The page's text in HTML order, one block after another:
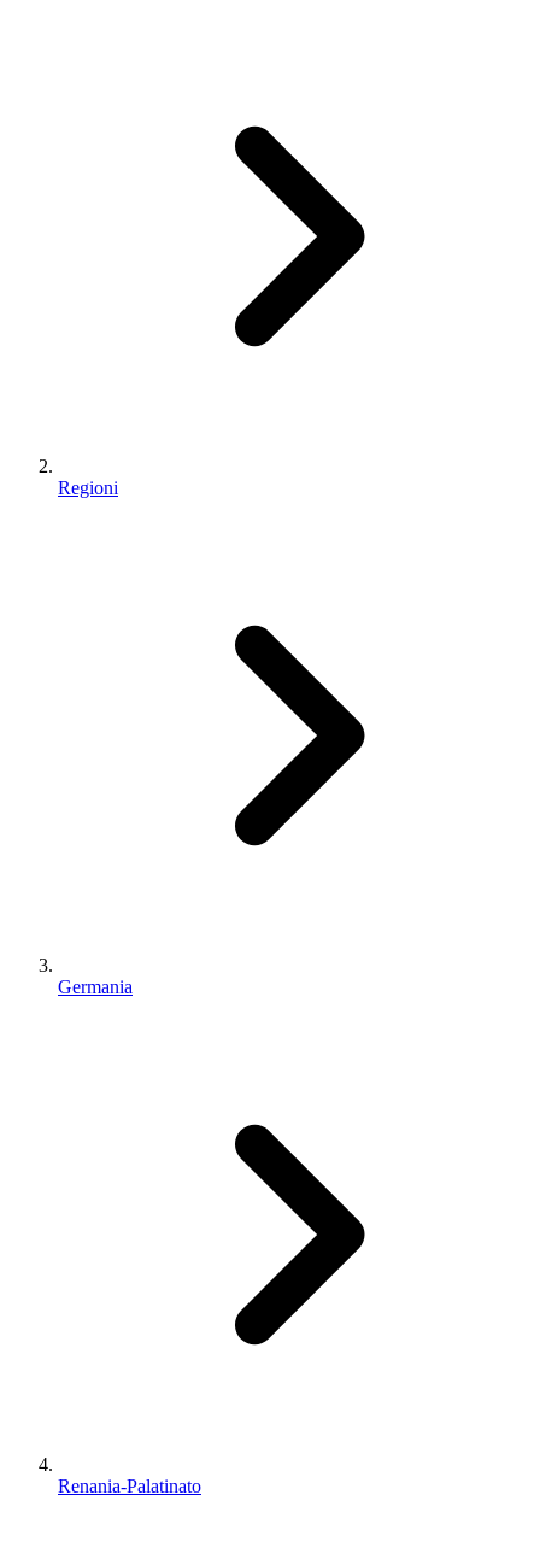
Regioni
Germania
Renania-Palatinato